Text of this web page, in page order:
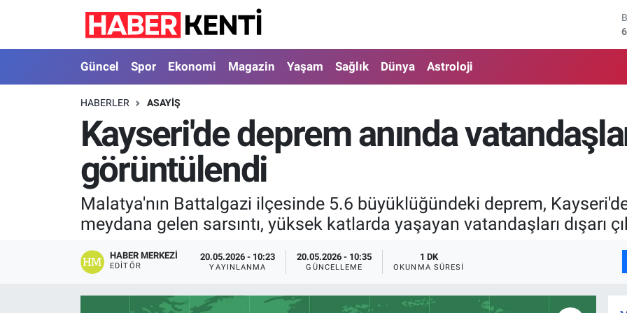
Güncel Spor Ekonomi Magazin Yaşam Sağlık Dünya Astroloji
HABERLER ASAYIŞ
Kayseri'de deprem anında
görüntülendi
Malatya'nın Battalgazi ilçesinde 5.6 büyüklüğündeki deprem,
meydana gelen sarsıntı, yüksek katlarda yaşayan vatandaşları dışarı
HABER MERKEZI
EDITÖR
20.05.2026 - 10:23
YAYINLANMA
20.05.2026 - 10:35
GÜNCELLEME
1 DK
OKUNMA SÜRESI
Güncel
Spor
Ekonomi
Magazin
Nöbetçi Eczaneler
Hava Durumu
İstanbul Namaz Vakitleri
Trafik Durumu
Süper Lig Puan Durumu ve Fikstür
Tüm Manşetler
Son Dakika Haberleri